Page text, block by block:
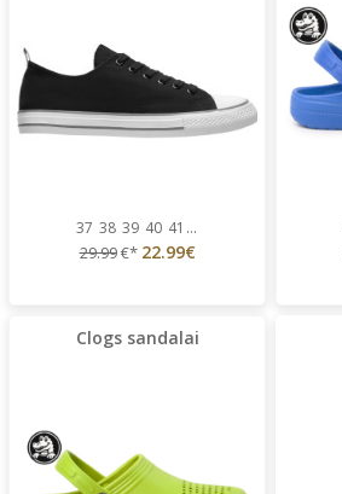
37 38 39 40 41 ...
29.99€* 22.99€
Clogs sandalai